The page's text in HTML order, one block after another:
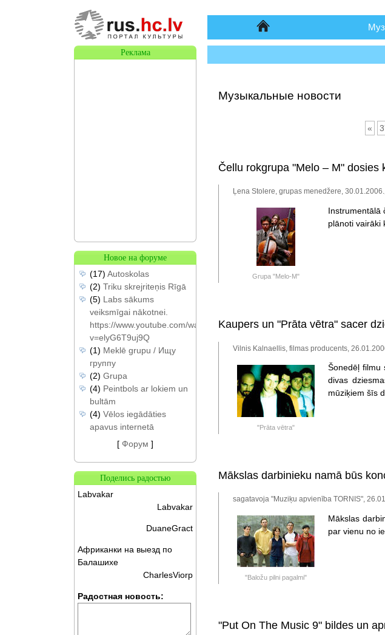
Начало
Музыкальные новости
«
Čellu rokgrupa "Melo – M" dosies
Ļena Stolere, grupas menedžere,
Grupa "Melo-M"
Instrumentālā
plānoti vairāki
Kaupers un "Prāta vētra" sacer
Vilnis Kalnaellis, filmas producents,
"Prāta vētra"
Šonedēļ filmu
divas
mūziķiem šīs
Mākslas darbinieku namā būs
sagatavoja "Muziķu apvienība TORNIS",
"Baložu pilni pagalmi"
Mākslas
par vienu no
"Put On The Music 9" bildes un
Реклама
Новое на форуме
(17) Autoskolas
(2) Triku skrejriteņis Rīgā
(5) Labs sākums
veiksmīgai nākotnei.
https://www.youtube.com/watch?
v=elyG6T9uj9Q
(1) Meklē grupu / Ищу
группу
(2) Grupa
(4) Peintbols ar lokiem un
bultām
(4) Vēlos iegādāties
apavus internetā
[ Форум ]
Поделись радостью
Labvakar
Labvakar
DuaneGract
Африканки на выезд по
Балашихе
CharlesViorp
Радостная новость: